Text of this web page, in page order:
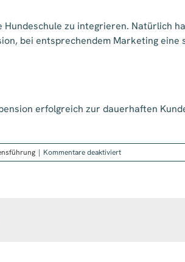
zu integrieren. Natürlich
bei entsprechendem Marketing
erfolgreich zur dauerhaften
| Kommentare deaktiviertfür
Hundepension